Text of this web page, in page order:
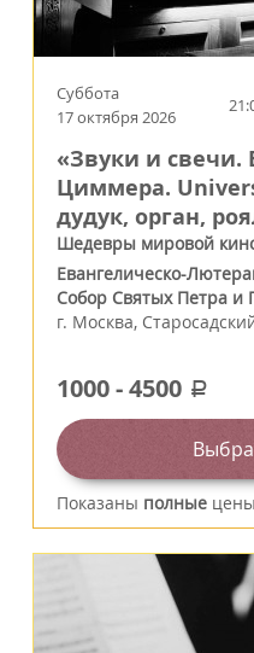
Суббота
17 октября 2026
«Звуки и свечи.
Циммера.
дудук, орган,
Шедевры мировой
Евангелическо-
Собор Святых Петра и
г. Москва,
1000-4500 a
Показаны полные цены